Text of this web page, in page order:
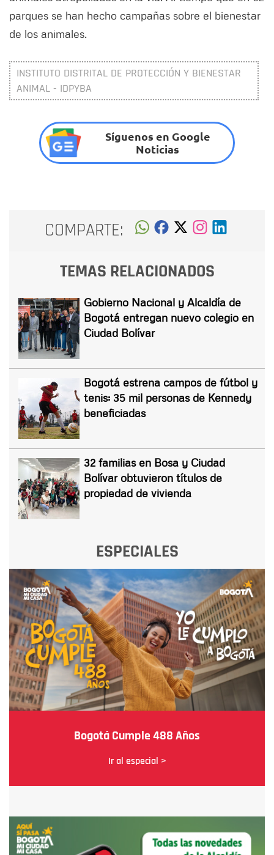
parques se han hecho campañas sobre el bienestar
de los animales.
INSTITUTO DISTRITAL DE PROTECCIÓN Y BIENESTAR
ANIMAL - IDPYBA
Síguenos en Google
Noticias
COMPARTE:
TEMAS RELACIONADOS
Gobierno Nacional y Alcaldía de
Bogotá entregan nuevo colegio en
Ciudad Bolívar
Bogotá estrena campos de fútbol y
tenis: 35 mil personas de Kennedy
beneficiadas
32 familias en Bosa y Ciudad
Bolívar obtuvieron títulos de
propiedad de vivienda
ESPECIALES
Bogotá Cumple 488 Años
Ir al especial >